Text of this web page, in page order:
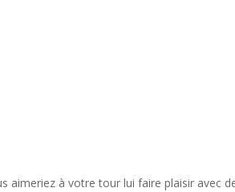
aimeriez à votre tour lui faire plaisir avec